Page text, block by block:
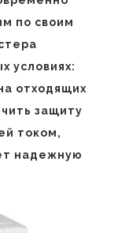
по своим
условиях:
отходящих
защиту
током,
надежную